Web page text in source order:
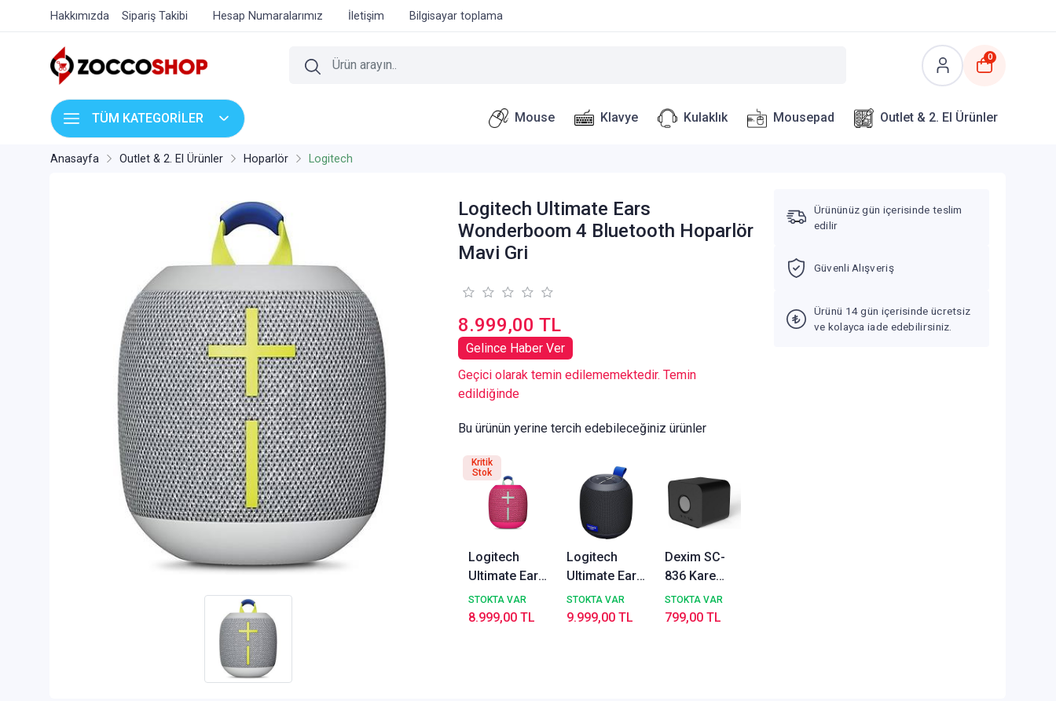
Hakkımızda Sipariş Takibi Hesap Numaralarımız İletişim Bilgisayar toplama
0
TÜM KATEGORİLER Mouse Klavye Kulaklık Mousepad Outlet & 2. El Ürünler
Anasayfa Outlet & 2. El Ürünler Hoparlör Logitech
Logitech Ultimate Ears
Wonderboom 4 Bluetooth Hoparlör
Mavi Gri
8.999,00 TL
Gelince Haber Ver
Geçici olarak temin edilememektedir. Temin
edildiğinde
Bu ürünün yerine tercih edebileceğiniz ürünler
Logitech
Ultimate Ears
Wonderboom
4 Pembe
STOKTA VAR
8.999,00 TL
Kritik
Stok
Logitech
Ultimate Ears
WONDERBOOM
Play
STOKTA VAR
9.999,00 TL
Dexim SC-
836 Kare
Hoparlör
STOKTA VAR
799,00 TL
Ürününüz gün içerisinde teslim
edilir
Güvenli Alışveriş
Ürünü 14 gün içerisinde ücretsiz
ve kolayca iade edebilirsiniz.